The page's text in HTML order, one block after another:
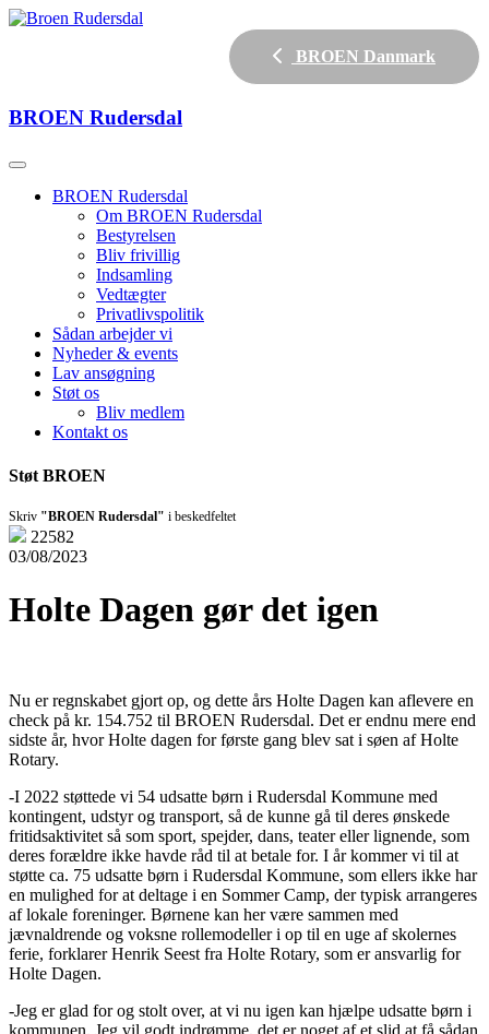
BROEN Danmark
BROEN Rudersdal
BROEN Rudersdal
Om BROEN Rudersdal
Bestyrelsen
Bliv frivillig
Indsamling
Vedtægter
Privatlivspolitik
Sådan arbejder vi
Nyheder & events
Lav ansøgning
Støt os
Bliv medlem
Kontakt os
Støt BROEN
Skriv "BROEN Rudersdal" i beskedfeltet
22582
03/08/2023
Holte Dagen gør det igen
Nu er regnskabet gjort op, og dette års Holte Dagen kan aflevere en
check på kr. 154.752 til BROEN Rudersdal. Det er endnu mere end
sidste år, hvor Holte dagen for første gang blev sat i søen af Holte
Rotary.
-I 2022 støttede vi 54 udsatte børn i Rudersdal Kommune med
kontingent, udstyr og transport, så de kunne gå til deres ønskede
fritidsaktivitet så som sport, spejder, dans, teater eller lignende, som
deres forældre ikke havde råd til at betale for. I år kommer vi til at
støtte ca. 75 udsatte børn i Rudersdal Kommune, som ellers ikke har
en mulighed for at deltage i en Sommer Camp, der typisk arrangeres
af lokale foreninger. Børnene kan her være sammen med
jævnaldrende og voksne rollemodeller i op til en uge af skolernes
ferie, forklarer Henrik Seest fra Holte Rotary, som er ansvarlig for
Holte Dagen.
-Jeg er glad for og stolt over, at vi nu igen kan hjælpe udsatte børn i
kommunen. Jeg vil godt indrømme, det er noget af et slid at få sådan